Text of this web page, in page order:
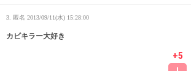
3. 匿名 2013/09/11(水) 15:28:00
カビキラー大好き
+5